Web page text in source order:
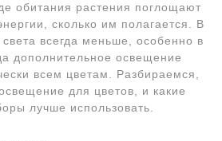
обитания растения поглощают
сколько им полагается. В
всегда меньше, особенно в
дополнительное освещение
всем цветам. Разбираемся,
для цветов, и какие
лучше использовать.